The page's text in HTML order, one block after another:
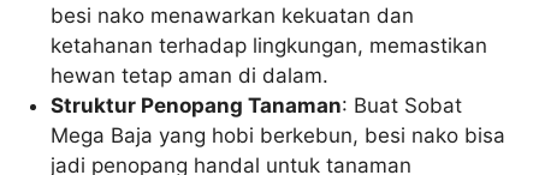
besi nako menawarkan kekuatan dan
ketahanan terhadap lingkungan, memastikan
hewan tetap aman di dalam.
Struktur Penopang Tanaman: Buat Sobat
Mega Baja yang hobi berkebun, besi nako bisa
jadi penopang handal untuk tanaman